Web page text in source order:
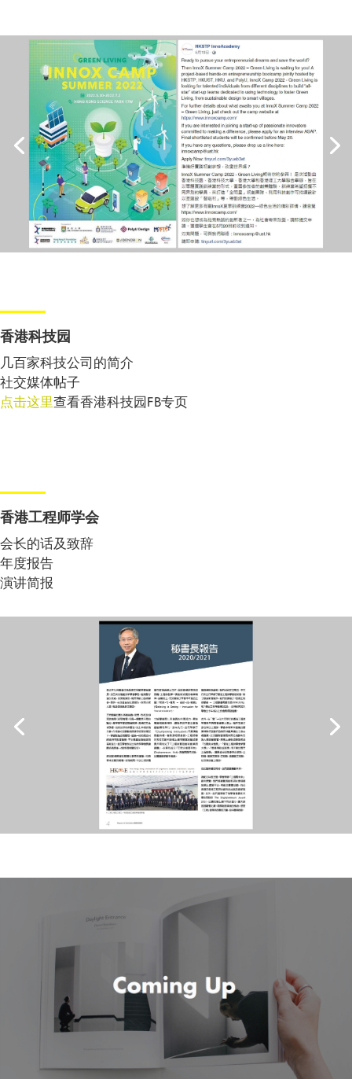
香港科技园
几百家科技公司的简介
社交媒体帖子
点击这里查看香港科技园FB专页
香港工程师学会
会长的话及致辞
年度报告
演讲简报